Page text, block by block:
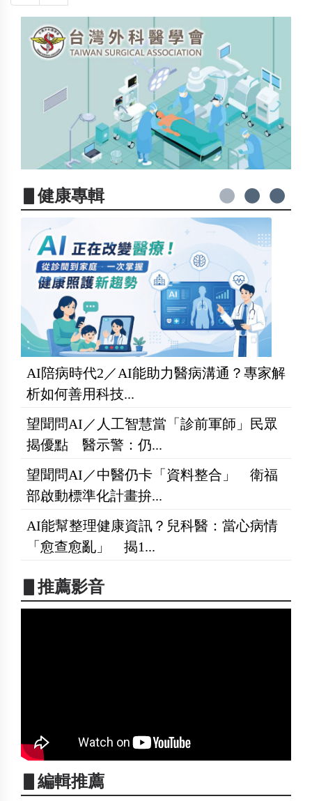
▋健康專輯
AI陪病時代2／AI能助力醫病溝通？專家解
析如何善用科技...
望聞問AI／人工智慧當「診前軍師」民眾
揭優點 醫示警：仍...
望聞問AI／中醫仍卡「資料整合」 衛福
部啟動標準化計畫拚...
AI能幫整理健康資訊？兒科醫：當心病情
「愈查愈亂」 揭1...
▋推薦影音
▋編輯推薦